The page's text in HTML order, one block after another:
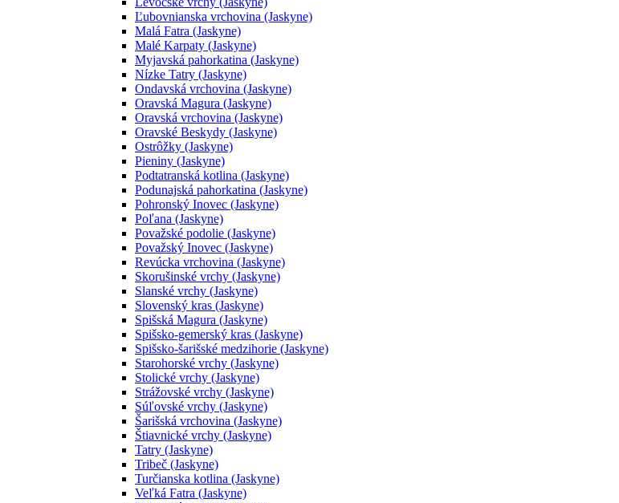
Ľubovnianska vrchovina (Jaskyne)
Malá Fatra (Jaskyne)
Malé Karpaty (Jaskyne)
Myjavská pahorkatina (Jaskyne)
Nízke Tatry (Jaskyne)
Ondavská vrchovina (Jaskyne)
Oravská Magura (Jaskyne)
Oravská vrchovina (Jaskyne)
Oravské Beskydy (Jaskyne)
Ostrôžky (Jaskyne)
Pieniny (Jaskyne)
Podtatranská kotlina (Jaskyne)
Podunajská pahorkatina (Jaskyne)
Pohronský Inovec (Jaskyne)
Poľana (Jaskyne)
Považské podolie (Jaskyne)
Považský Inovec (Jaskyne)
Revúcka vrchovina (Jaskyne)
Skorušinské vrchy (Jaskyne)
Slanské vrchy (Jaskyne)
Slovenský kras (Jaskyne)
Spišská Magura (Jaskyne)
Spišsko-gemerský kras (Jaskyne)
Spišsko-šarišské medzihorie (Jaskyne)
Starohorské vrchy (Jaskyne)
Stolické vrchy (Jaskyne)
Strážovské vrchy (Jaskyne)
Súľovské vrchy (Jaskyne)
Šarišská vrchovina (Jaskyne)
Štiavnické vrchy (Jaskyne)
Tatry (Jaskyne)
Tribeč (Jaskyne)
Turčianska kotlina (Jaskyne)
Veľká Fatra (Jaskyne)